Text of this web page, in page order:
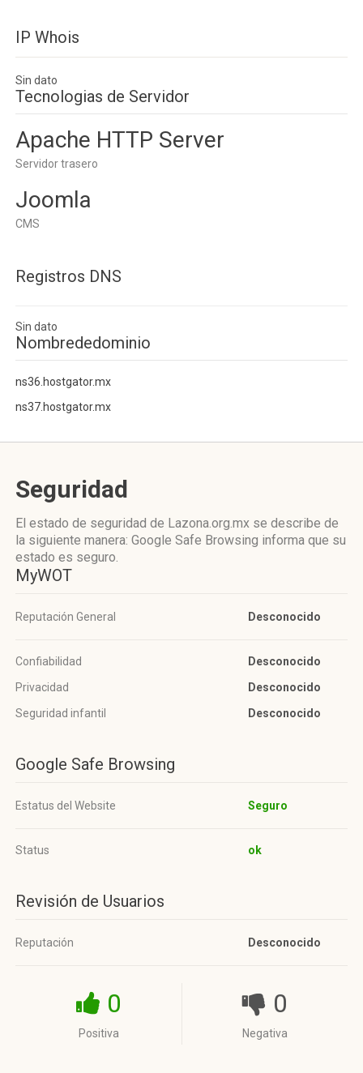
IP Whois
Sin dato
Tecnologias de Servidor
Apache HTTP Server
Servidor trasero
Joomla
CMS
Registros DNS
Sin dato
Nombrededominio
ns36.hostgator.mx
ns37.hostgator.mx
Seguridad
El estado de seguridad de Lazona.org.mx se describe de
la siguiente manera: Google Safe Browsing informa que su
estado es seguro.
MyWOT
Reputación General Desconocido
Confiabilidad
Desconocido
Privacidad
Desconocido
Seguridad infantil
Desconocido
Google Safe Browsing
Estatus del Website Seguro
Status ok
Revisión de Usuarios
Reputación Desconocido
0
Positiva
0
Negativa